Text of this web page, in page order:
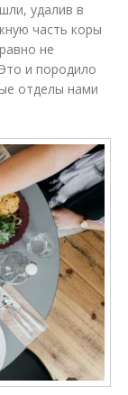
удалив в
часть коры
не
и породило
отделы нами